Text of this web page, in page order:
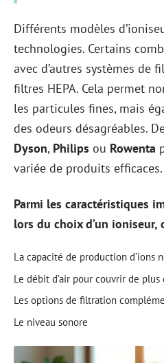
Différents modèles
technologies. Certains
avec d’autres systèmes de
filtres HEPA. Cela permet
les particules fines, mais
des odeurs désagréables.
Dyson, Philips ou Rowenta
variée de produits efficaces.
Parmi les caractéristiques
lors du choix d’un ioniseur,
La capacité de production d’ions
Le débit d’air pour couvrir de
Les options de filtration
Le niveau sonore